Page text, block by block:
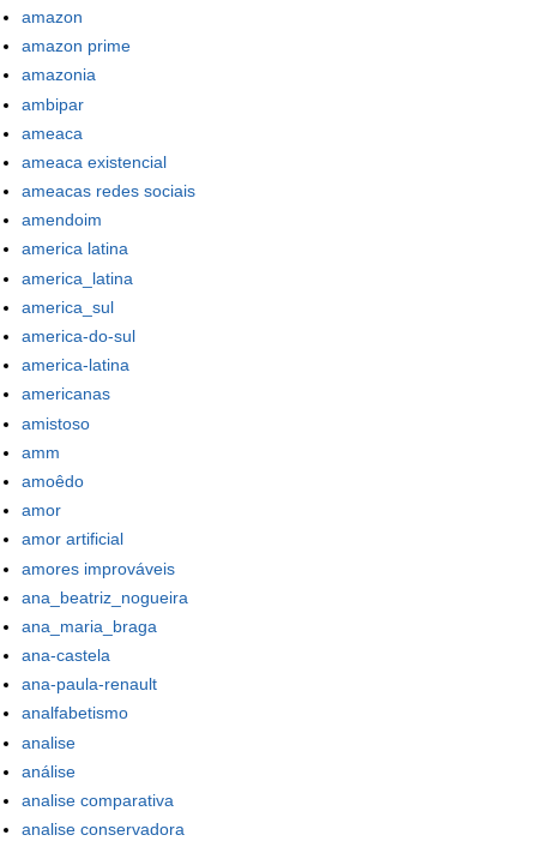
amazon
amazon prime
amazonia
ambipar
ameaca
ameaca existencial
ameacas redes sociais
amendoim
america latina
america_latina
america_sul
america-do-sul
america-latina
americanas
amistoso
amm
amoêdo
amor
amor artificial
amores improváveis
ana_beatriz_nogueira
ana_maria_braga
ana-castela
ana-paula-renault
analfabetismo
analise
análise
analise comparativa
analise conservadora